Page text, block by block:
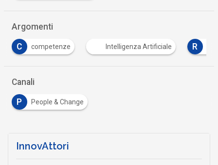
Argomenti
Intelligenza Artificiale R Robot S skill
Canali
P People & Change
InnovAttori